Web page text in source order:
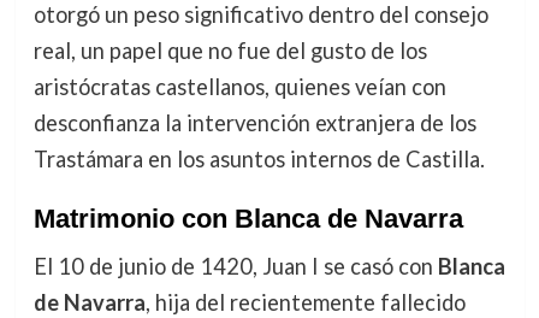
otorgó un peso significativo dentro del consejo
real, un papel que no fue del gusto de los
aristócratas castellanos, quienes veían con
desconfianza la intervención extranjera de los
Trastámara en los asuntos internos de Castilla.
Matrimonio con Blanca de Navarra
El 10 de junio de 1420, Juan I se casó con Blanca
de Navarra, hija del recientemente fallecido